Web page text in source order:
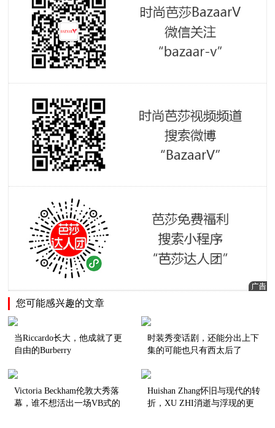
您可能感兴趣的文章
当Riccardo长大，他成就了更
自由的Burberry
时装秀变话剧，还能分出上下
集的可能也只有西太后了
Victoria Beckham伦敦大秀落
幕，谁不想活出一场VB式的
Huishan Zhang怀旧与现代的转
折，XU ZHI消逝与浮现的更